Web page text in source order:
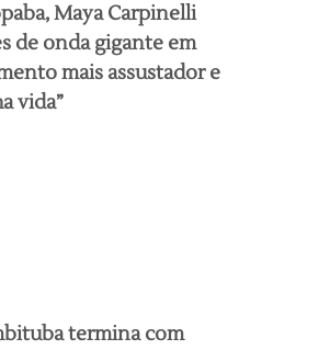
Maya Carpinelli
de onda gigante em
mais assustador e
vida”
termina com